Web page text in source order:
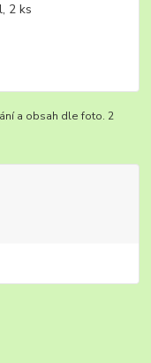
a obsah dle foto. 2